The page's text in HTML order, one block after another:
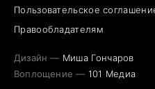
Пользовательское
Правообладателям
Дизайн — Миша Гончаров
Воплощение — 101 Медиа